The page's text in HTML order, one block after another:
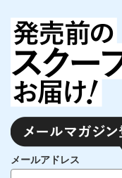
メールアドレス